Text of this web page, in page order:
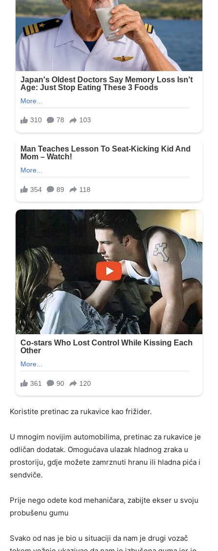
Koristite pretinac za rukavice kao frižider.
U mnogim novijim automobilima, pretinac za rukavice je
odličan dodatak. Omogućava ulazak hladnog zraka u
prostoriju, gdje možete zamrznuti hranu ili hladna pića i
sendviče.
Prije nego odete kod mehaničara, zabijte ekser u svoju
probušenu gumu
Svako od nas je bio u situaciji da nam je drugi vozač